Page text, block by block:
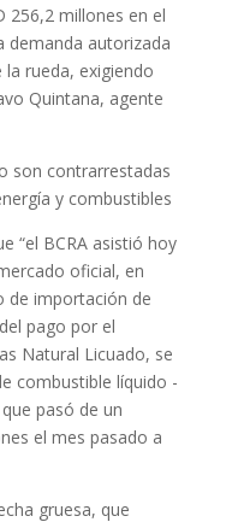
256,2 millones en el
demanda autorizada
rueda, exigiendo
Quintana, agente
son contrarrestadas
y combustibles
“el BCRA asistió hoy
oficial, en
de importación de
pago por el
Natural Licuado, se
combustible líquido -
pasó de un
el mes pasado a
gruesa, que